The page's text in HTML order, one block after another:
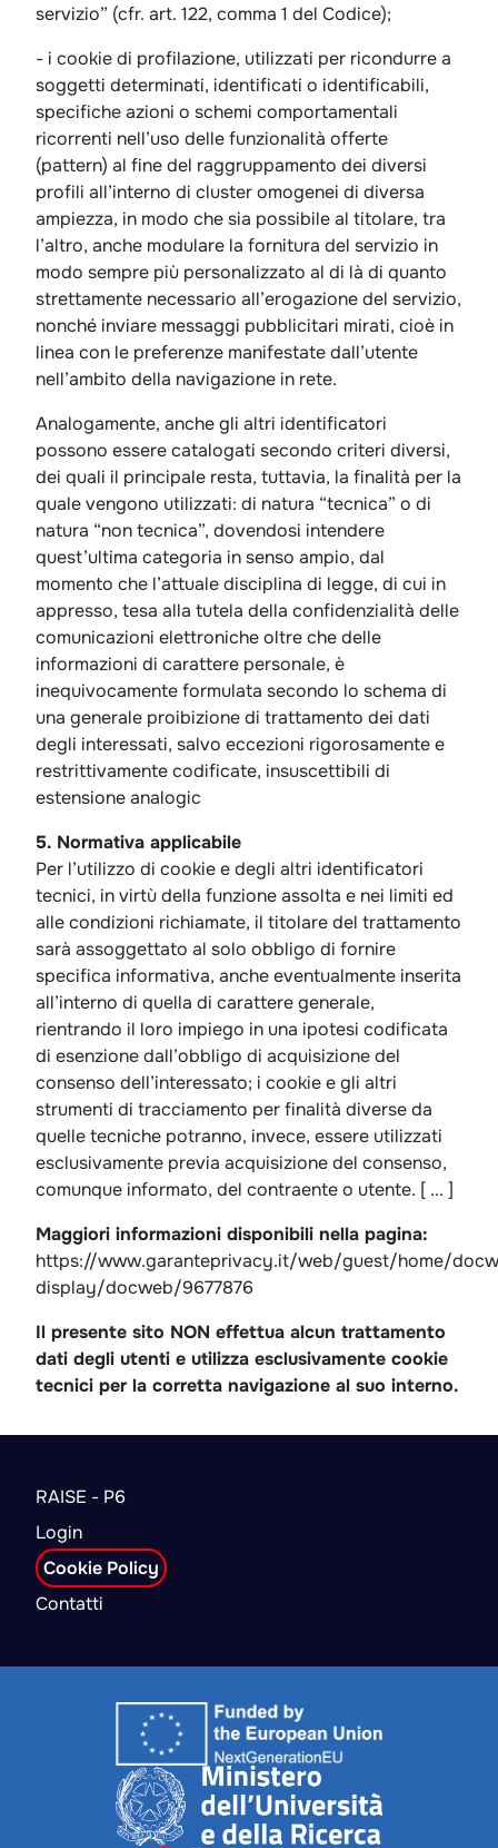
servizio” (cfr. art. 122, comma 1 del Codice);
- i cookie di profilazione, utilizzati per ricondurre a
soggetti determinati, identificati o identificabili,
specifiche azioni o schemi comportamentali
ricorrenti nell’uso delle funzionalità offerte
(pattern) al fine del raggruppamento dei diversi
profili all’interno di cluster omogenei di diversa
ampiezza, in modo che sia possibile al titolare, tra
l’altro, anche modulare la fornitura del servizio in
modo sempre più personalizzato al di là di quanto
strettamente necessario all’erogazione del servizio,
nonché inviare messaggi pubblicitari mirati, cioè in
linea con le preferenze manifestate dall’utente
nell’ambito della navigazione in rete.
Analogamente, anche gli altri identificatori
possono essere catalogati secondo criteri diversi,
dei quali il principale resta, tuttavia, la finalità per la
quale vengono utilizzati: di natura “tecnica” o di
natura “non tecnica”, dovendosi intendere
quest’ultima categoria in senso ampio, dal
momento che l’attuale disciplina di legge, di cui in
appresso, tesa alla tutela della confidenzialità delle
comunicazioni elettroniche oltre che delle
informazioni di carattere personale, è
inequivocamente formulata secondo lo schema di
una generale proibizione di trattamento dei dati
degli interessati, salvo eccezioni rigorosamente e
restrittivamente codificate, insuscettibili di
estensione analogic
5. Normativa applicabile
Per l’utilizzo di cookie e degli altri identificatori
tecnici, in virtù della funzione assolta e nei limiti ed
alle condizioni richiamate, il titolare del trattamento
sarà assoggettato al solo obbligo di fornire
specifica informativa, anche eventualmente inserita
all’interno di quella di carattere generale,
rientrando il loro impiego in una ipotesi codificata
di esenzione dall’obbligo di acquisizione del
consenso dell’interessato; i cookie e gli altri
strumenti di tracciamento per finalità diverse da
quelle tecniche potranno, invece, essere utilizzati
esclusivamente previa acquisizione del consenso,
comunque informato, del contraente o utente. [ ... ]
Maggiori informazioni disponibili nella pagina:
https://www.garanteprivacy.it/web/guest/home/
display/docweb/9677876
Il presente sito NON effettua alcun trattamento
dati degli utenti e utilizza esclusivamente cookie
tecnici per la corretta navigazione al suo interno.
RAISE - P6
Login
Cookie Policy
Contatti